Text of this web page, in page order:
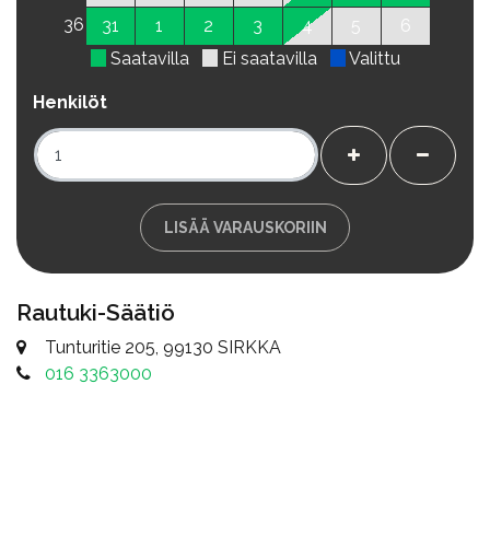
36
31 1 2 3 4 5
6
Saatavilla
Ei saatavilla Valittu
Henkilöt
LISÄÄ VARAUSKORIIN
Rautuki-Säätiö
Tunturitie 205, 99130 SIRKKA
016 3363000